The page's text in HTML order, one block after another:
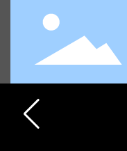
网站首页